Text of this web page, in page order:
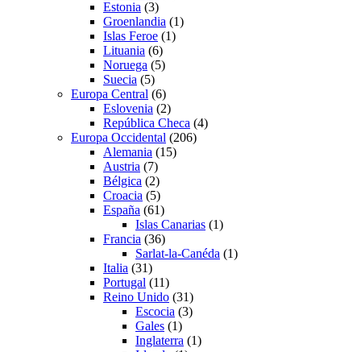
Estonia (3)
Groenlandia (1)
Islas Feroe (1)
Lituania (6)
Noruega (5)
Suecia (5)
Europa Central (6)
Eslovenia (2)
República Checa (4)
Europa Occidental (206)
Alemania (15)
Austria (7)
Bélgica (2)
Croacia (5)
España (61)
Islas Canarias (1)
Francia (36)
Sarlat-la-Canéda (1)
Italia (31)
Portugal (11)
Reino Unido (31)
Escocia (3)
Gales (1)
Inglaterra (1)